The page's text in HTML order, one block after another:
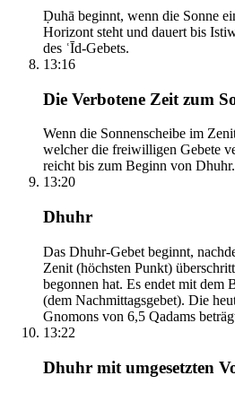
Ḍuhā beginnt, wenn die Sonne
Horizont steht und dauert bis
des ʿĪd-Gebets.
13:16
Die Verbotene Zeit zum
Wenn die Sonnenscheibe im
welcher die freiwilligen Gebete
reicht bis zum Beginn von Dhuhr.
13:20
Dhuhr
Das Dhuhr-Gebet beginnt,
Zenit (höchsten Punkt)
begonnen hat. Es endet mit dem
(dem Nachmittagsgebet). Die
Gnomons von 6,5 Qadams
13:22
Dhuhr mit umgesetzten